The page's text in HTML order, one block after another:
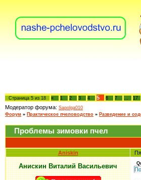
Страница5из18 « 1 2 3 4 5 6 7 17
Модератор форума: Sapolga010
Форум » Практическое пчеловодство » Разведение и
Проблемы зимовки пчел
Aniskin
Анискин Виталий Васильевич